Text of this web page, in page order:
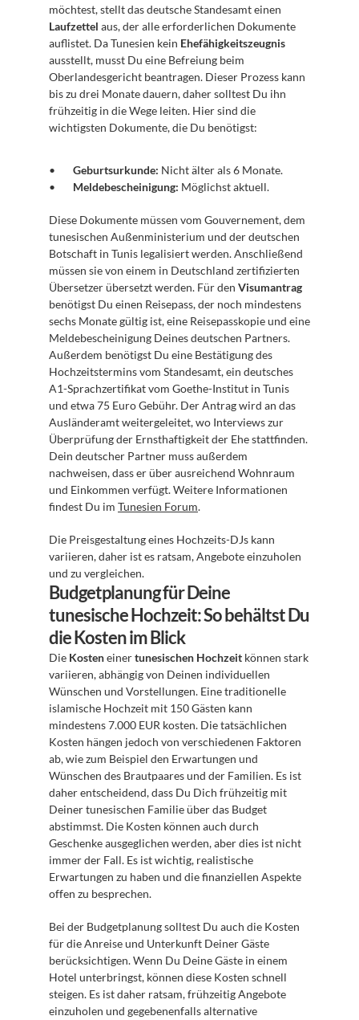
Laufzettel aus, der alle erforderlichen Dokumente
auflistet. Da Tunesien kein Ehefähigkeitszeugnis
ausstellt, musst Du eine Befreiung beim
Oberlandesgericht beantragen. Dieser Prozess kann
bis zu drei Monate dauern, daher solltest Du ihn
frühzeitig in die Wege leiten. Hier sind die
wichtigsten Dokumente, die Du benötigst:
Geburtsurkunde: Nicht älter als 6 Monate.
Meldebescheinigung: Möglichst aktuell.
Diese Dokumente müssen vom Gouvernement, dem
tunesischen Außenministerium und der deutschen
Botschaft in Tunis legalisiert werden. Anschließend
müssen sie von einem in Deutschland zertifizierten
Übersetzer übersetzt werden. Für den Visumantrag
benötigst Du einen Reisepass, der noch mindestens
sechs Monate gültig ist, eine Reisepasskopie und eine
Meldebescheinigung Deines deutschen Partners.
Außerdem benötigst Du eine Bestätigung des
Hochzeitstermins vom Standesamt, ein deutsches
A1-Sprachzertifikat vom Goethe-Institut in Tunis
und etwa 75 Euro Gebühr. Der Antrag wird an das
Ausländeramt weitergeleitet, wo Interviews zur
Überprüfung der Ernsthaftigkeit der Ehe stattfinden.
Dein deutscher Partner muss außerdem
nachweisen, dass er über ausreichend Wohnraum
und Einkommen verfügt. Weitere Informationen
findest Du im Tunesien Forum.
Die Preisgestaltung eines Hochzeits-DJs kann
variieren, daher ist es ratsam, Angebote einzuholen
und zu vergleichen.
Budgetplanung für Deine
tunesische Hochzeit: So behältst Du
die Kosten im Blick
Die Kosten einer tunesischen Hochzeit können stark
variieren, abhängig von Deinen individuellen
Wünschen und Vorstellungen. Eine traditionelle
islamische Hochzeit mit 150 Gästen kann
mindestens 7.000 EUR kosten. Die tatsächlichen
Kosten hängen jedoch von verschiedenen Faktoren
ab, wie zum Beispiel den Erwartungen und
Wünschen des Brautpaares und der Familien. Es ist
daher entscheidend, dass Du Dich frühzeitig mit
Deiner tunesischen Familie über das Budget
abstimmst. Die Kosten können auch durch
Geschenke ausgeglichen werden, aber dies ist nicht
immer der Fall. Es ist wichtig, realistische
Erwartungen zu haben und die finanziellen Aspekte
offen zu besprechen.
Bei der Budgetplanung solltest Du auch die Kosten
für die Anreise und Unterkunft Deiner Gäste
berücksichtigen. Wenn Du Deine Gäste in einem
Hotel unterbringst, können diese Kosten schnell
steigen. Es ist daher ratsam, frühzeitig Angebote
einzuholen und gegebenenfalls alternative